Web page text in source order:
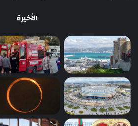
الأخيرة